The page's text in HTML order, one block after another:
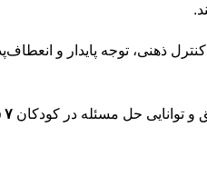
کنترل ذهنی، توجه پایدار و
توانایی حل مسئله در کودکان ۷ سال به بالا